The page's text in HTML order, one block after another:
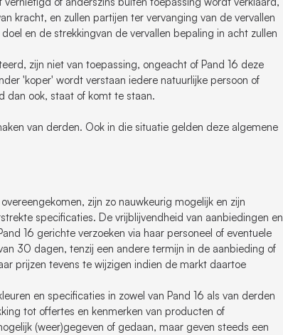
kracht, en zullen partijen ter vervanging van de vervallen
en de strekkingvan de vervallen bepaling in acht zullen
zijn niet van toepassing, ongeacht of Pand 16 deze
'koper' wordt verstaan iedere natuurlijke persoon of
dan ook, staat of komt te staan.
van derden. Ook in die situatie gelden deze algemene
zijn zo nauwkeurig mogelijk en zijn
specificaties. De vrijblijvendheid van aanbiedingen en
16 gerichte verzoeken via haar personeel of eventuele
30 dagen, tenzij een andere termijn in de aanbieding of
prijzen tevens te wijzigen indien de markt daartoe
en specificaties in zowel van Pand 16 als van derden
tot offertes en kenmerken van producten of
(weer)gegeven of gedaan, maar geven steeds een